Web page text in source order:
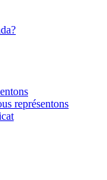
représentons